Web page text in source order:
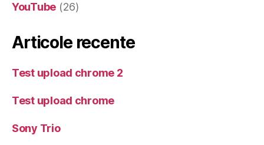
YouTube (26)
Articole recente
Test upload chrome 2
Test upload chrome
Sony Trio